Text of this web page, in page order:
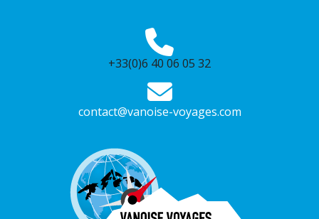
+33(0)6 40 06 05 32
contact@vanoise-voyages.com